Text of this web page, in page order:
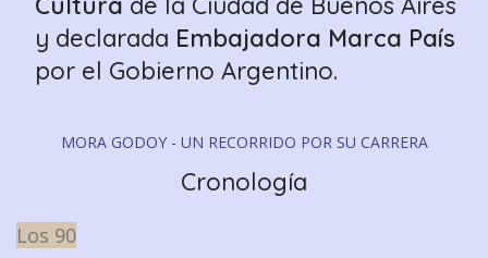
y declarada Embajadora Marca País
por el Gobierno Argentino.
MORA GODOY - UN RECORRIDO POR SU CARRERA
Cronología
Los 90